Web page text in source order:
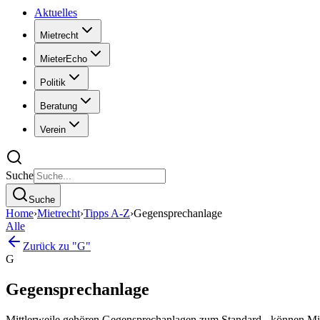
Aktuelles
Mietrecht
MieterEcho
Politik
Beratung
Verein
Suche
Suche
Home›Mietrecht›Tipps A-Z›Gegensprechanlage
Alle
Zurück zu "G"
G
Gegensprechanlage